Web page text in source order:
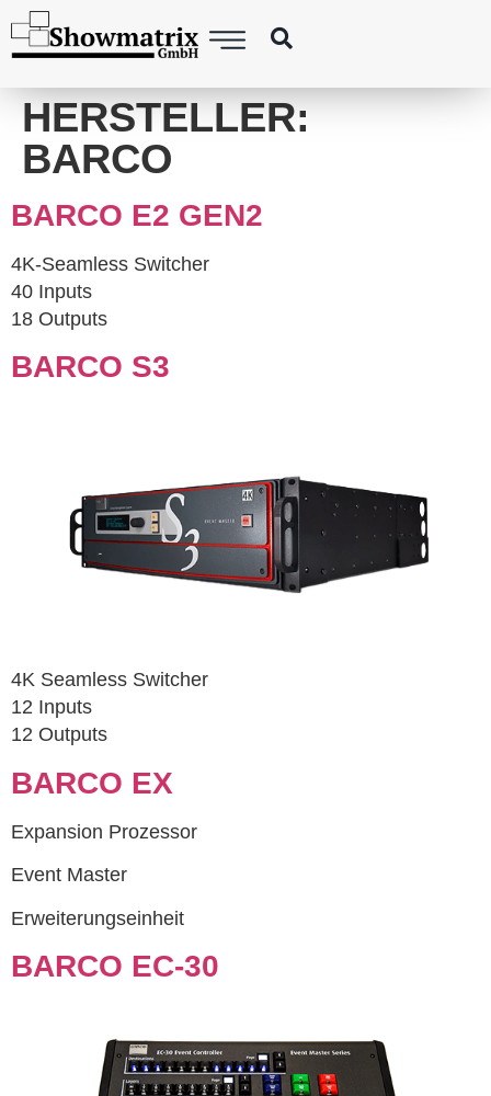
springen
HERSTELLER:
BARCO
BARCO E2 GEN2
4K-Seamless Switcher
40 Inputs
18 Outputs
BARCO S3
4K Seamless Switcher
12 Inputs
12 Outputs
BARCO EX
Expansion Prozessor
Event Master
Erweiterungseinheit
BARCO EC-30